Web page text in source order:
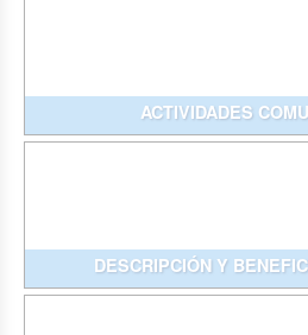
ACTIVIDADES
DESCRIPCIÓN Y